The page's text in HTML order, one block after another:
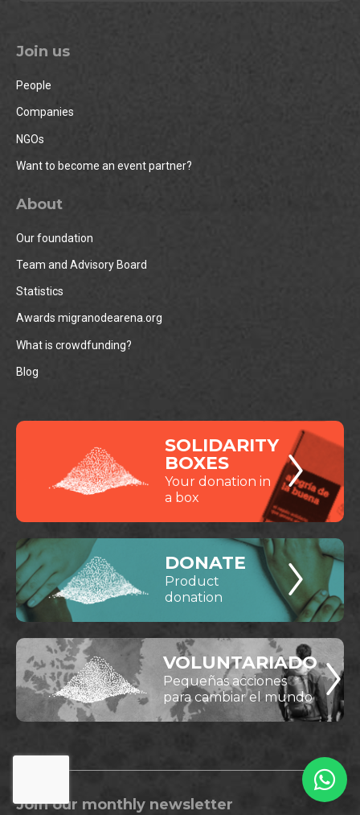
Join us
People
Companies
NGOs
Want to become an event partner?
About
Our foundation
Team and Advisory Board
Statistics
Awards migranodearena.org
What is crowdfunding?
Blog
SOLIDARITY
BOXES
Your donation in
a box
DONATE
Product
donation
VOLUNTARIADO
Pequeñas acciones
para cambiar el mundo
Join our monthly newsletter